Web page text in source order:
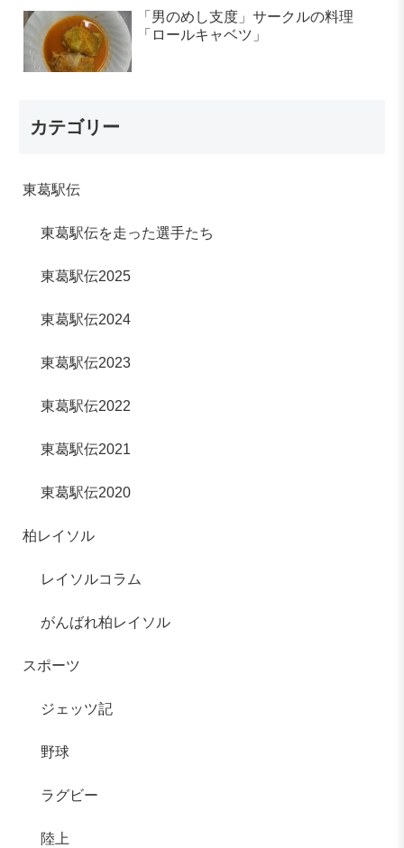
「男のめし支度」サークルの料理
「ロールキャベツ」
カテゴリー
東葛駅伝
東葛駅伝を走った選手たち
東葛駅伝2025
東葛駅伝2024
東葛駅伝2023
東葛駅伝2022
東葛駅伝2021
東葛駅伝2020
柏レイソル
レイソルコラム
がんばれ柏レイソル
スポーツ
ジェッツ記
野球
ラグビー
陸上